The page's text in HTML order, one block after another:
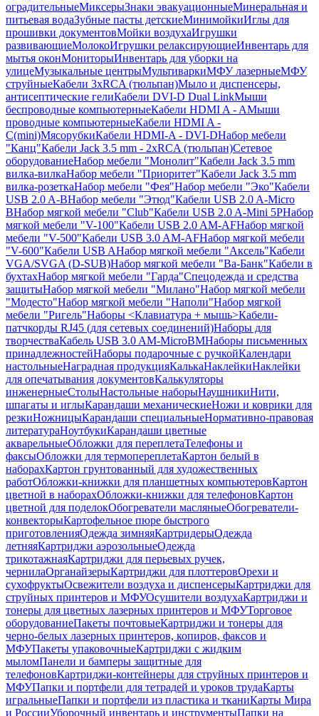
оградительныеМиксерыЗнаки эвакуационныеМинеральная и
питьевая водаЗубные пасты детскиеМинимойкиИглы для
прошивки документовМойки воздухаИгрушки
развивающиеМолокоИгрушки релаксирующиеИнвентарь для
мытья оконМониторыИнвентарь для уборки на
улицеМузыкальные центрыМультиваркиМФУ лазерныеМФУ
струйныеКабели 3xRCA (тюльпан)Мыло и диспенсеры,
антисептические гелиКабели DVI-D Dual LinkМыши
беспроводные компьютерныеКабели HDMI A - AМыши
проводные компьютерныеКабели HDMI A -
C(mini)МясорубкиКабели HDMI-A - DVI-DНабор мебели
"Канц"Кабели Jack 3.5 mm - 2xRCA (тюльпан)Сетевое
оборудованиеНабор мебели "Монолит"Кабели Jack 3.5 mm
вилка-вилкаНабор мебели "Приоритет"Кабели Jack 3.5 mm
вилка-розеткаНабор мебели "Фея"Набор мебели "Эко"Кабели
USB 2.0 A-BНабор мебели "Этюд"Кабели USB 2.0 A-Micro
BНабор мягкой мебели "Club"Кабели USB 2.0 A-Mini 5PНабор
мягкой мебели "V-100"Кабели USB 2.0 AM-AFНабор мягкой
мебели "V-500"Кабели USB 3.0 AM-AFНабор мягкой мебели
"V-600"Кабели USB AНабор мягкой мебели "Аксель"Кабели
VGA/SVGA (D-SUB)Набор мягкой мебели "Ва-Банк"Кабели в
бухтахНабор мягкой мебели "Гарда"Спецодежда и средства
защитыНабор мягкой мебели "Милано"Набор мягкой мебели
"Модесто"Набор мягкой мебели "Наполи"Набор мягкой
мебели "Ригель"Наборы <Клавиатура + мышь>Кабели-
патчкорды RJ45 (для сетевых соединений)Наборы для
творчестваКабель USB 3.0 AM-MicroBMНаборы письменных
принадлежностейНаборы подарочные с ручкойКалендари
настольныеНаградная продукцияКалькаНаклейкиНаклейки
для опечатывания документовКалькуляторы
инженерныеСтолыНастольные наборыНаушникиНити,
шпагаты и иглыКарандаши механическиеНожи и коврики для
резкиНожницыКарандаши специальныеНормативно-правовая
литератураНоутбукиКарандаши цветные
акварельныеОбложки для переплетаТелефоны и
факсыОбложки для термопереплетаКартон белый в
наборахКартон грунтованный для художественных
работОбложки-книжки для планшетных компьютеровКартон
цветной в наборахОбложки-книжки для телефоновКартон
цветной для поделокОбогреватели масляныеОбогреватели-
конвекторыКартофельное пюре быстрого
приготовленияОдежда зимняяКартридерыОдежда
летняяКартриджи аэрозольныеОдежда
трикотажнаяКартриджи для перьевых ручек,
чернилаОрганайзерыКартриджи для плоттеровОрехи и
сухофруктыОсвежители воздуха и диспенсерыКартриджи для
струйных принтеров и МФУОсушители воздухаКартриджи и
тонеры для цветных лазерных принтеров и МФУТорговое
оборудованиеПакеты почтовыеКартриджи и тонеры для
черно-белых лазерных принтеров, копиров, факсов и
МФУПакеты упаковочныеКартриджи с жидким
мыломПанели и бамперы защитные для
телефоновКартриджи-контейнеры для струйных принтеров и
МФУПапки и портфели для тетрадей и уроков трудаКарты
игральныеПапки и портфели из пластика и тканиКарты Мира
и РоссииУборочный инвентарь и инструментыПапки на